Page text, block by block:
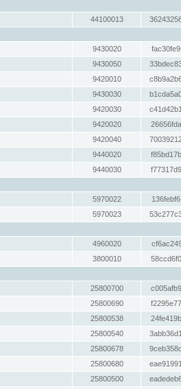
44100013
9430020
9430050
9420010
9430030
9420030
9420020
9420040
9440020
9440030
5970022
5970023
4960020
3800010
25800700
25800690
25800538
25800540
25800678
25800680
25800500